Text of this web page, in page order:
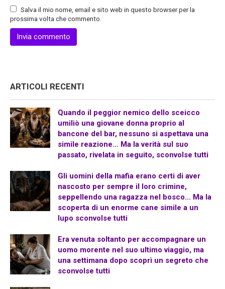
Salva il mio nome, email e sito web in questo browser per la
prossima volta che commento.
ARTICOLI RECENTI
Quando il peggior nemico dello sceicco
umiliò una giovane donna proprio al
bancone del bar, nessuno si aspettava una
simile reazione… Ma la verità sul suo
passato, rivelata in seguito, sconvolse tutti
Gli uomini della mafia erano certi di aver
nascosto per sempre il loro crimine,
seppellendo una ragazza nel bosco… Ma la
scoperta di un enorme cane simile a un
lupo sconvolse tutti
Era venuta soltanto per accompagnare un
uomo morente nel suo ultimo viaggio, ma
una settimana dopo scoprì un segreto che
sconvolse tutti